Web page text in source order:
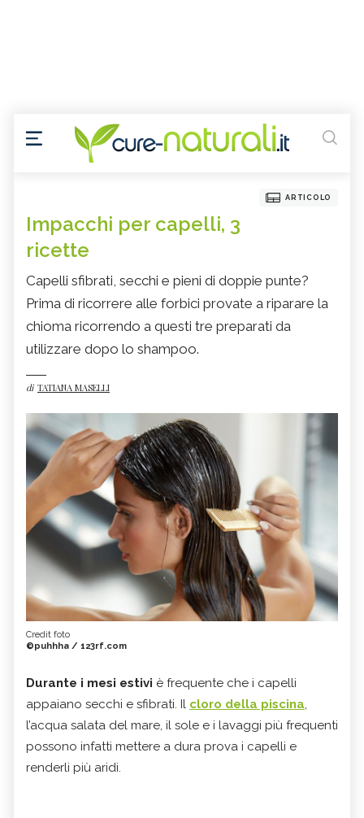
ARTICOLO
Impacchi per capelli, 3
ricette
Capelli sfibrati, secchi e pieni di doppie punte?
Prima di ricorrere alle forbici provate a riparare la
chioma ricorrendo a questi tre preparati da
utilizzare dopo lo shampoo.
di TATIANA MASELLI
Credit foto
©puhhha / 123rf.com
Durante i mesi estivi è frequente che i capelli
appaiano secchi e sfibrati. Il cloro della piscina,
l’acqua salata del mare, il sole e i lavaggi più frequenti
possono infatti mettere a dura prova i capelli e
renderli più aridi.